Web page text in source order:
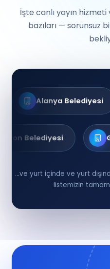
İşte canlı yayın
bazıları — sorunsuz
Belediyesi
Afyon Belediyesi
…ve yurt içinde ve yurt
listemizin